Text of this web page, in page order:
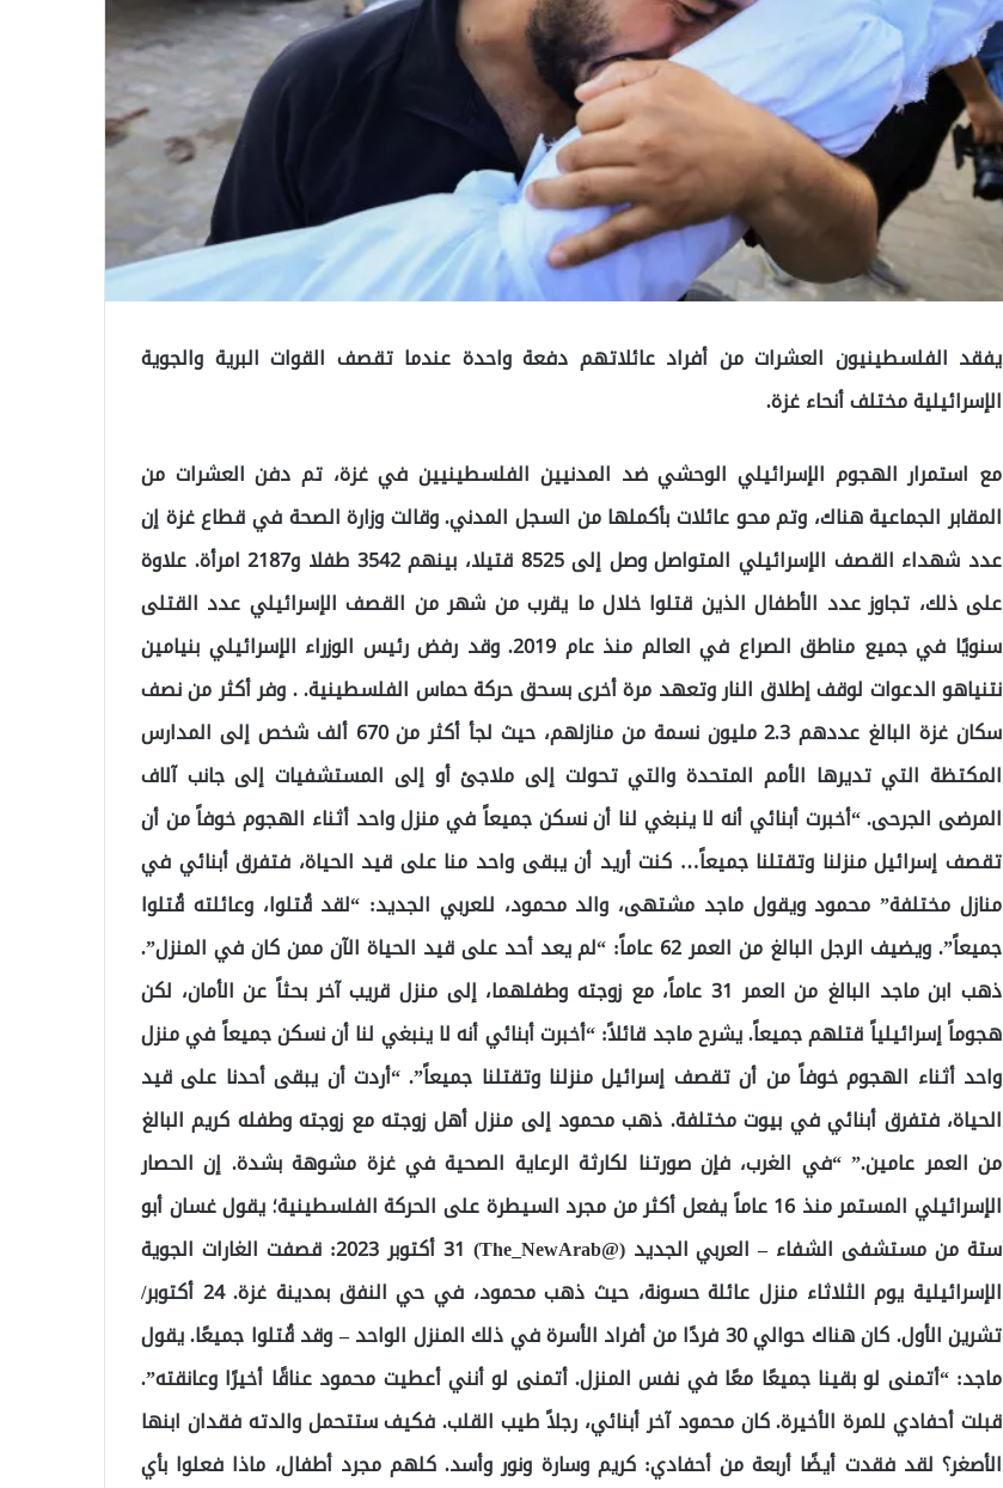
يفقد الفلسطينيون العشرات من أفراد عائلاتهم دفعة واحدة عندما تقصف القوات البرية والجوية
الإسرائيلية مختلف أنحاء غزة.
مع استمرار الهجوم الإسرائيلي الوحشي ضد المدنيين الفلسطينيين في غزة، تم دفن العشرات من
المقابر الجماعية هناك، وتم محو عائلات بأكملها من السجل المدني. وقالت وزارة الصحة في قطاع غزة إن
عدد شهداء القصف الإسرائيلي المتواصل وصل إلى 8525 قتيلا، بينهم 3542 طفلا و2187 امرأة. علاوة
على ذلك، تجاوز عدد الأطفال الذين قتلوا خلال ما يقرب من شهر من القصف الإسرائيلي عدد القتلى
سنويًا في جميع مناطق الصراع في العالم منذ عام 2019. وقد رفض رئيس الوزراء الإسرائيلي بنيامين
نتنياهو الدعوات لوقف إطلاق النار وتعهد مرة أخرى بسحق حركة حماس الفلسطينية. . وفر أكثر من نصف
سكان غزة البالغ عددهم 2.3 مليون نسمة من منازلهم، حيث لجأ أكثر من 670 ألف شخص إلى المدارس
المكتظة التي تديرها الأمم المتحدة والتي تحولت إلى ملاجئ أو إلى المستشفيات إلى جانب آلاف
المرضى الجرحى. “أخبرت أبنائي أنه لا ينبغي لنا أن نسكن جميعاً في منزل واحد أثناء الهجوم خوفاً من أن
تقصف إسرائيل منزلنا وتقتلنا جميعاً… كنت أريد أن يبقى واحد منا على قيد الحياة، فتفرق أبنائي في
منازل مختلفة” محمود ويقول ماجد مشتهى، والد محمود، للعربي الجديد: “لقد قُتلوا، وعائلته قُتلوا
جميعاً”. ويضيف الرجل البالغ من العمر 62 عاماً: “لم يعد أحد على قيد الحياة الآن ممن كان في المنزل”.
ذهب ابن ماجد البالغ من العمر 31 عاماً، مع زوجته وطفلهما، إلى منزل قريب آخر بحثاً عن الأمان، لكن
هجوماً إسرائيلياً قتلهم جميعاً. يشرح ماجد قائلاً: “أخبرت أبنائي أنه لا ينبغي لنا أن نسكن جميعاً في منزل
واحد أثناء الهجوم خوفاً من أن تقصف إسرائيل منزلنا وتقتلنا جميعاً”. “أردت أن يبقى أحدنا على قيد
الحياة، فتفرق أبنائي في بيوت مختلفة. ذهب محمود إلى منزل أهل زوجته مع زوجته وطفله كريم البالغ
من العمر عامين.” “في الغرب، فإن صورتنا لكارثة الرعاية الصحية في غزة مشوهة بشدة. إن الحصار
الإسرائيلي المستمر منذ 16 عاماً يفعل أكثر من مجرد السيطرة على الحركة الفلسطينية؛ يقول غسان أبو
ستة من مستشفى الشفاء – العربي الجديد (@The_NewArab) 31 أكتوبر 2023: قصفت الغارات الجوية
الإسرائيلية يوم الثلاثاء منزل عائلة حسونة، حيث ذهب محمود، في حي النفق بمدينة غزة. 24 أكتوبر/
تشرين الأول. كان هناك حوالي 30 فردًا من أفراد الأسرة في ذلك المنزل الواحد – وقد قُتلوا جميعًا. يقول
ماجد: “أتمنى لو بقينا جميعًا معًا في نفس المنزل. أتمنى لو أنني أعطيت محمود عناقًا أخيرًا وعانقته”.
قبلت أحفادي للمرة الأخيرة. كان محمود آخر أبنائي، رجلاً طيب القلب. فكيف ستتحمل والدته فقدان ابنها
الأصغر؟ لقد فقدت أيضًا أربعة من أحفادي: كريم وسارة ونور وأسد. كلهم مجرد أطفال، ماذا فعلوا بأي